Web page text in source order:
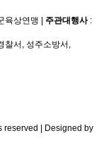
육상연맹 | 주관대행사:
찰서, 성주소방서,
reserved | Designed by